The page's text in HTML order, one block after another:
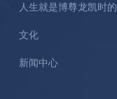
人生就是博尊龙凯时的
文化
新闻中心